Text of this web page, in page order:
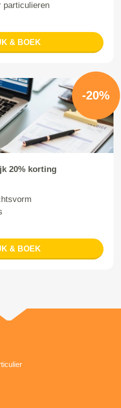
particulieren
& BOEK
-20%
20% korting
& BOEK